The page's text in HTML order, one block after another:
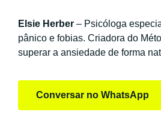
Elsie Herber – Psicóloga
pânico e fobias. Criadora do
superar a ansiedade de forma
Conversar no WhatsApp